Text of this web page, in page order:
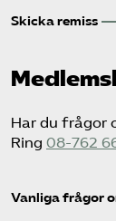
Skicka remiss
Har du frågor
Ring 08-762
Vanliga frågor